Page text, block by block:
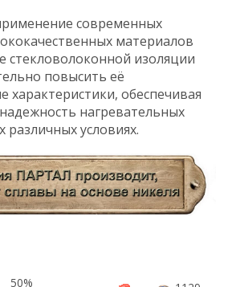
современных
материалов
стекловолоконной изоляции
повысить её
характеристики, обеспечивая
нагревательных
условиях.
50%